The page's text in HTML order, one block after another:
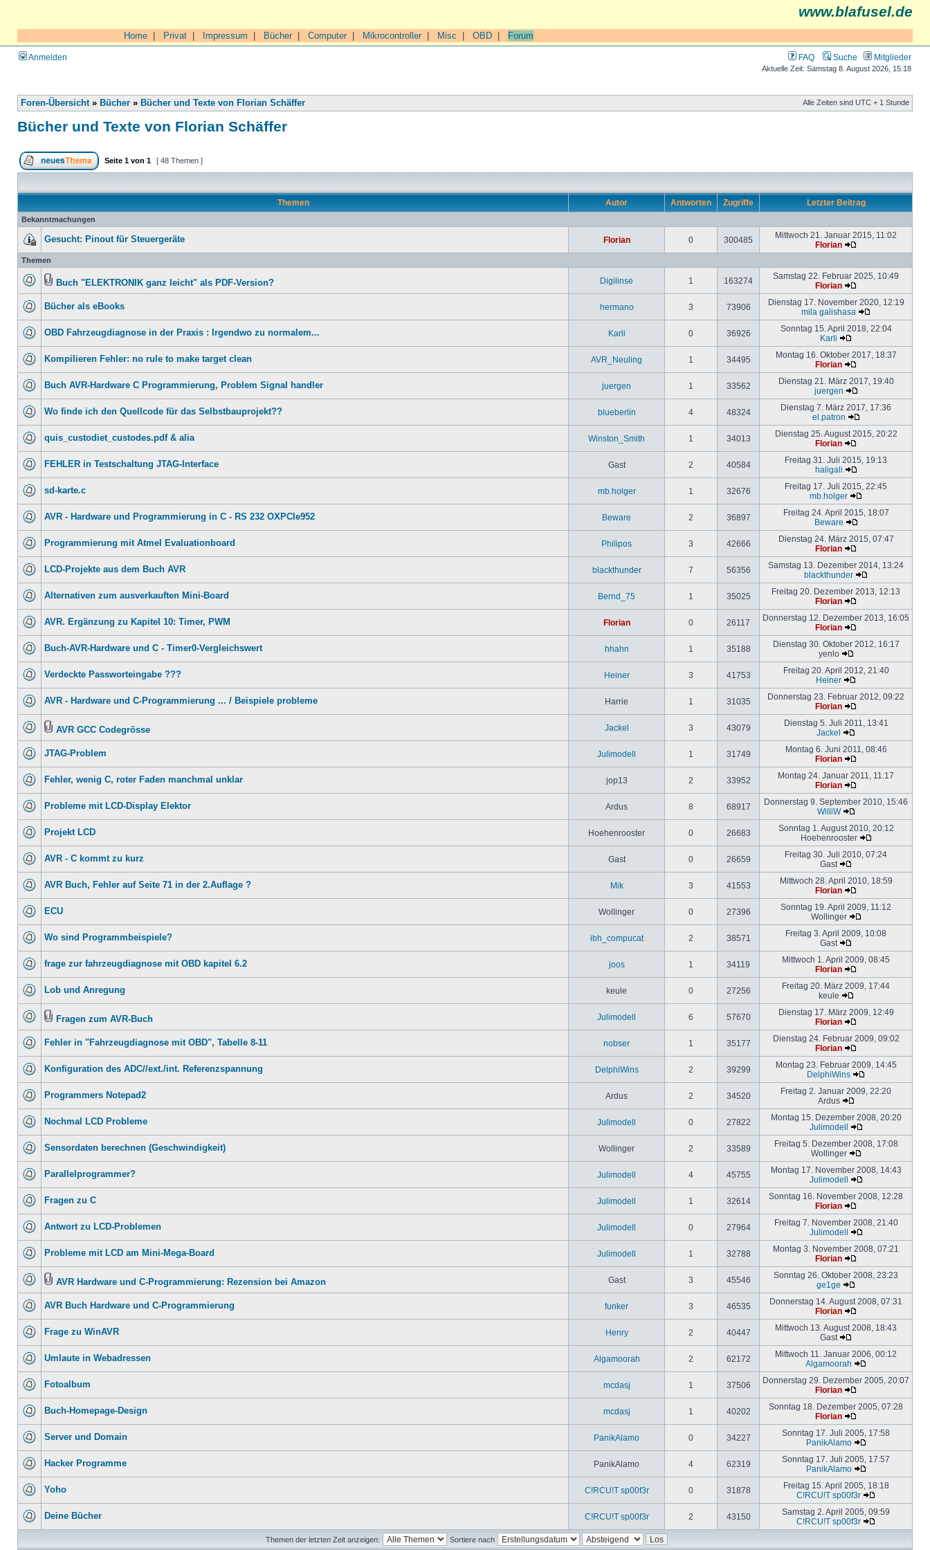
www.blafusel.de
Home Privat Impressum Bücher| Computer| Mikrocontroller| Misc OBD Forum
Anmelden FAQ Suche Mitglieder
Aktuelle Zeit: Samstag 8. August 2026, 15:18
Foren-Übersicht» Bücher » Bücher und Texte von Florian Schäffer Alle Zeiten sind UTC + 1 Stunde
Bücher und Texte von Florian Schäffer
Seite 1 von 1 [ 48 Themen ]
Themen Autor Antworten Zugriffe Letzter Beitrag
Bekanntmachungen
Gesucht: Pinout für Steuergeräte Florian 0 300485
Mittwoch 21. Januar 2015, 11:02
Florian
Themen
Buch "ELEKTRONIK ganz leicht" als PDF-Version? Digilinse 1 163274
Samstag 22. Februar 2025, 10:49
Florian
Bücher als eBooks hermano 3 73906
Dienstag 17. November 2020, 12:19
mila galishasa
OBD Fahrzeugdiagnose in der Praxis : Irgendwo zu normalem... Karli 0 36926
Sonntag 15. April 2018, 22:04
Karli
Kompilieren Fehler: no rule to make target clean AVR_Neuling 1 34495
Montag 16. Oktober 2017, 18:37
Florian
Buch AVR-Hardware C Programmierung, Problem Signal handler juergen 1 33562
Dienstag 21. März 2017, 19:40
juergen
Wo finde ich den Quellcode für das Selbstbauprojekt?? blueberlin 4 48324
Dienstag 7. März 2017, 17:36
el.patron
quis_custodiet_custodes.pdf & alia Winston_Smith 1 34013
Dienstag 25. August 2015, 20:22
Florian
FEHLER in Testschaltung JTAG-Interface Gast 2 40584
Freitag 31. Juli 2015, 19:13
haligali
sd-karte.c mb.holger 1 32676
Freitag 17. Juli 2015, 22:45
mb.holger
AVR - Hardware und Programmierung in C - RS 232 OXPCIe952 Beware 2 36897
Freitag 24. April 2015, 18:07
Beware
Programmierung mit Atmel Evaluationboard Philipos 3 42666
Dienstag 24. März 2015, 07:47
Florian
LCD-Projekte aus dem Buch AVR blackthunder 7 56356
Samstag 13. Dezember 2014, 13:24
blackthunder
Alternativen zum ausverkauften Mini-Board Bernd_75 1 35025
Freitag 20. Dezember 2013, 12:13
Florian
AVR. Ergänzung zu Kapitel 10: Timer, PWM Florian 0 26117
Donnerstag 12. Dezember 2013, 16:05
Florian
Buch-AVR-Hardware und C - Timer0-Vergleichswert hhahn 1 35188
Dienstag 30. Oktober 2012, 16:17
yenlo
Verdeckte Passworteingabe ??? Heiner 3 41753
Freitag 20. April 2012, 21:40
Heiner
AVR - Hardware und C-Programmierung ... / Beispiele probleme Harrie 1 31035
Donnerstag 23. Februar 2012, 09:22
Florian
AVR GCC Codegrösse Jackel 3 43079
Dienstag 5. Juli 2011, 13:41
Jackel
JTAG-Problem Julimodell 1 31749
Montag 6. Juni 2011, 08:46
Florian
Fehler, wenig C, roter Faden manchmal unklar jop13 2 33952
Montag 24. Januar 2011, 11:17
Florian
Probleme mit LCD-Display Elektor Ardus 8 68917
Donnerstag 9. September 2010, 15:46
WilliW
Projekt LCD Hoehenrooster 0 26683
Sonntag 1. August 2010, 20:12
Hoehenrooster
AVR - C kommt zu kurz Gast 0 26659
Freitag 30. Juli 2010, 07:24
Gast
AVR Buch, Fehler auf Seite 71 in der 2.Auflage ? Mik 3 41553
Mittwoch 28. April 2010, 18:59
Florian
ECU Wollinger 0 27396
Sonntag 19. April 2009, 11:12
Wollinger
Wo sind Programmbeispiele? ibh_compucat 2 38571
Freitag 3. April 2009, 10:08
Gast
frage zur fahrzeugdiagnose mit OBD kapitel 6.2 joos 1 34119
Mittwoch 1. April 2009, 08:45
Florian
Lob und Anregung keule 0 27256
Freitag 20. März 2009, 17:44
keule
Fragen zum AVR-Buch Julimodell 6 57670
Dienstag 17. März 2009, 12:49
Florian
Fehler in "Fahrzeugdiagnose mit OBD", Tabelle 8-11 nobser 1 35177
Dienstag 24. Februar 2009, 09:02
Florian
Konfiguration des ADC//ext./int. Referenzspannung DelphiWins 2 39299
Montag 23. Februar 2009, 14:45
DelphiWins
Programmers Notepad2 Ardus 2 34520
Freitag 2. Januar 2009, 22:20
Ardus
Nochmal LCD Probleme Julimodell 0 27822
Montag 15. Dezember 2008, 20:20
Julimodell
Sensordaten berechnen (Geschwindigkeit) Wollinger 2 33589
Freitag 5. Dezember 2008, 17:08
Wollinger
Parallelprogrammer? Julimodell 4 45755
Montag 17. November 2008, 14:43
Julimodell
Fragen zu C Julimodell 1 32614
Sonntag 16. November 2008, 12:28
Florian
Antwort zu LCD-Problemen Julimodell 0 27964
Freitag 7. November 2008, 21:40
Julimodell
Probleme mit LCD am Mini-Mega-Board Julimodell 1 32788
Montag 3. November 2008, 07:21
Florian
AVR Hardware und C-Programmierung: Rezension bei Amazon Gast 3 45546
Sonntag 26. Oktober 2008, 23:23
ge1ge
AVR Buch Hardware und C-Programmierung funker 3 46535
Donnerstag 14. August 2008, 07:31
Florian
Frage zu WinAVR Henry 2 40447
Mittwoch 13. August 2008, 18:43
Gast
Umlaute in Webadressen Algamoorah 2 62172
Mittwoch 11. Januar 2006, 00:12
Algamoorah
Fotoalbum mcdasj 1 37506
Donnerstag 29. Dezember 2005, 20:07
Florian
Buch-Homepage-Design mcdasj 1 40202
Sonntag 18. Dezember 2005, 07:28
Florian
Server und Domain PanikAlamo 0 34227
Sonntag 17. Juli 2005, 17:58
PanikAlamo
Hacker Programme PanikAlamo 4 62319
Sonntag 17. Juli 2005, 17:57
PanikAlamo
Yoho C!RCU!T sp00f3r 0 31878
Freitag 15. April 2005, 18:18
C!RCU!T sp00f3r
Deine Bücher C!RCU!T sp00f3r 2 43150
Samstag 2. April 2005, 09:59
C!RCU!T sp00f3r
Themen der letzten Zeit anzeigen: Sortiere nach